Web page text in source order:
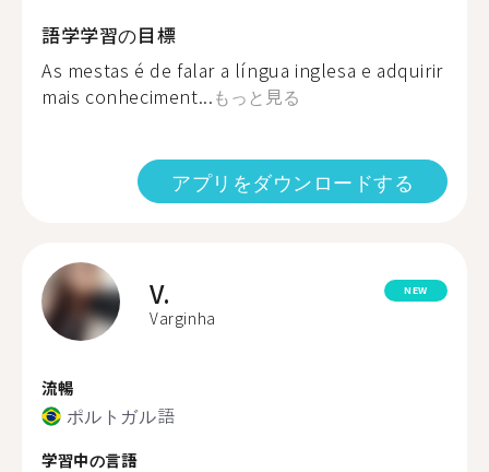
語学学習の目標
As mestas é de falar a língua inglesa e adquirir
mais conheciment...もっと見る
アプリをダウンロードする
V.
Varginha
NEW
流暢
ポルトガル語
学習中の言語